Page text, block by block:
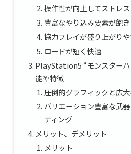
操作性が向上してストレ
豊富なやり込み要素が飽
協力プレイが盛り上がり
ロードが短く快適
PlayStation5 “モンスターハ
能や特徴
圧倒的グラフィックと広
バリエーション豊富な武
ティング
メリット、デメリット
メリット